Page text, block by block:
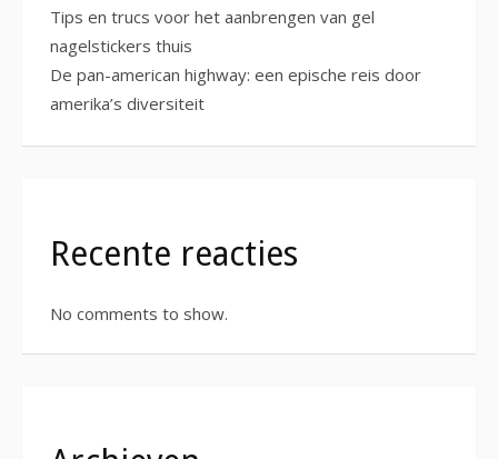
Tips en trucs voor het aanbrengen van gel
nagelstickers thuis
De pan-american highway: een epische reis door
amerika’s diversiteit
Recente reacties
No comments to show.